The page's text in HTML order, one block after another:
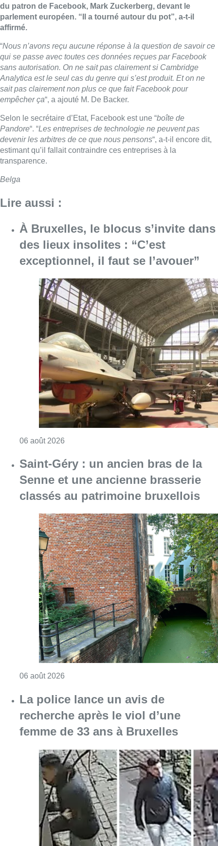
du patron de Facebook, Mark Zuckerberg, devant le
parlement européen. “Il a tourné autour du pot”, a-t-il
affirmé.
“Nous n’avons reçu aucune réponse à la question de savoir ce
qui se passe avec toutes ces données reçues par Facebook
sans autorisation. On ne sait pas clairement si Cambridge
Analytica est le seul cas du genre qui s’est produit. Et on ne
sait pas clairement non plus ce que fait Facebook pour
empêcher ça“, a ajouté M. De Backer.
Selon le secrétaire d’Etat, Facebook est une “boîte de
Pandore“. “Les entreprises de technologie ne peuvent pas
devenir les arbitres de ce que nous pensons“, a-t-il encore dit,
estimant qu’il fallait contraindre ces entreprises à la
transparence.
Belga
Lire aussi :
À Bruxelles, le blocus s’invite dans
des lieux insolites : “C’est
exceptionnel, il faut se l’avouer”
06 août 2026
Saint-Géry : un ancien bras de la
Senne et une ancienne brasserie
classés au patrimoine bruxellois
06 août 2026
La police lance un avis de
recherche après le viol d’une
femme de 33 ans à Bruxelles